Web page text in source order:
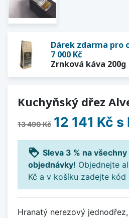
Dárek zdarma pro
7 000 Kč
Zrnková káva 200g
Kuchyňský dřez
13 490 Kč 12 141 Kč s
loyalty Sleva 3 % na
objednávky! Objednejte
Kč a v košíku zadejte kód
Hranatý nerezový